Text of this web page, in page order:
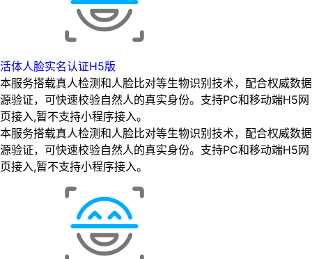
活体人脸实名认证H5版
本服务搭载真人检测和人脸比对等生物识别技术，配合权威数据
源验证，可快速校验自然人的真实身份。支持PC和移动端H5网
页接入,暂不支持小程序接入。
本服务搭载真人检测和人脸比对等生物识别技术，配合权威数据
源验证，可快速校验自然人的真实身份。支持PC和移动端H5网
页接入,暂不支持小程序接入。